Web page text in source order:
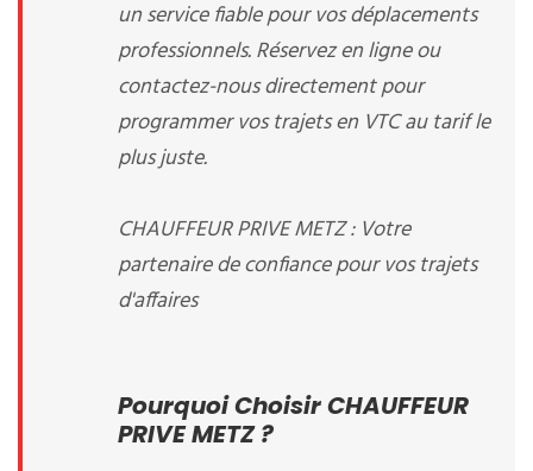
un service fiable pour vos déplacements
professionnels. Réservez en ligne ou
contactez-nous directement pour
programmer vos trajets en VTC au tarif le
plus juste.
CHAUFFEUR PRIVE METZ : Votre
partenaire de confiance pour vos trajets
d'affaires
Pourquoi Choisir CHAUFFEUR
PRIVE METZ ?